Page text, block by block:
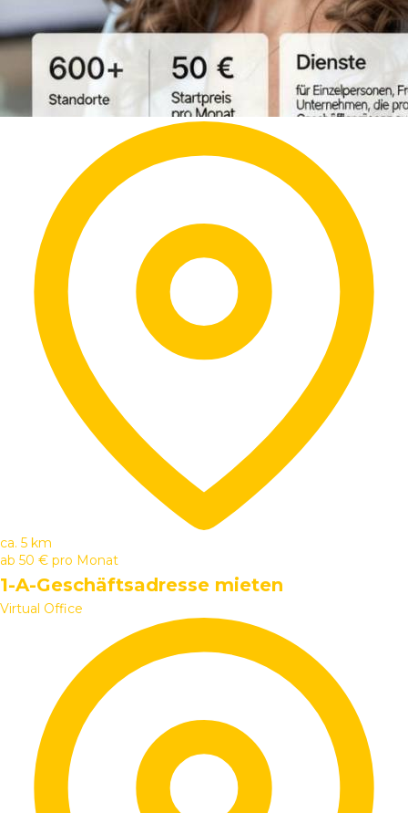
ca. 5 km
ab 50 € pro Monat
1-A-Geschäftsadresse mieten
Virtual Office